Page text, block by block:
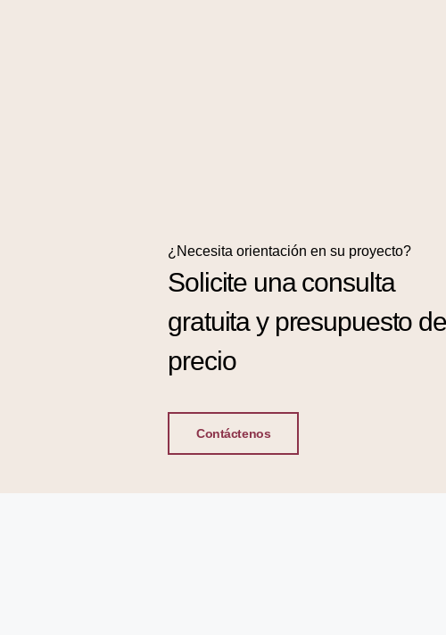
¿Necesita orientación en su proyecto?
Solicite una consulta
gratuita y presupuesto de
precio
Contáctenos